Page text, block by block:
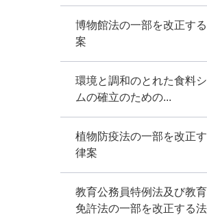
博物館法の一部を改正す
案
環境と調和のとれた食料
ムの確立のための...
植物防疫法の一部を改正
律案
教育公務員特例法及び教
免許法の一部を改正する